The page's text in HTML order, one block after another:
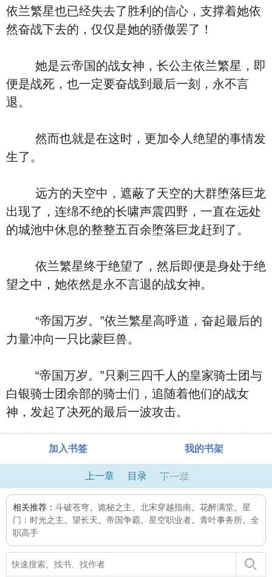
依兰繁星也已经失去了胜利的信心，支撑着她依
然奋战下去的，仅仅是她的骄傲罢了！
她是云帝国的战女神，长公主依兰繁星，即
便是战死，也一定要奋战到最后一刻，永不言
退。
然而也就是在这时，更加令人绝望的事情发
生了。
远方的天空中，遮蔽了天空的大群堕落巨龙
出现了，连绵不绝的长啸声震四野，一直在远处
的城池中休息的整整五百余堕落巨龙赶到了。
依兰繁星终于绝望了，然后即便是身处于绝
望之中，她依然是永不言退的战女神。
“帝国万岁。”依兰繁星高呼道，奋起最后的
力量冲向一只比蒙巨兽。
“帝国万岁。”只剩三四千人的皇家骑士团与
白银骑士团余部的骑士们，追随着他们的战女
神，发起了决死的最后一波攻击。
加入书签 我的书架
上一章 目录 下一章
相关推荐： 斗破苍穹 诡秘之主 北宋穿越指南 花醉满堂
星
门：时光之主
望长天 帝国争霸 星空职业者 青叶事务所
全
职高手